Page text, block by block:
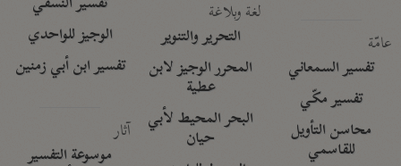
عامّة
تفسير السمعاني
تفسير مكّي
محاسن التأويل
للقاسمي
لغة وبلاغة
التحرير والتنوير
المحرر الوجيز لابن
عطية
البحر المحيط لأبي
حيان
تفسير النسفي
الوجيز للواحدي
تفسير ابن أبي زمنين
آثار
موسوعة التفسير